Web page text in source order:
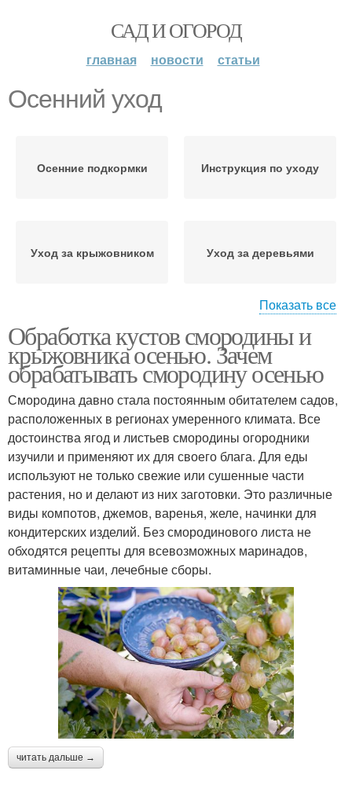
САД И ОГОРОД
главная новости статьи
Осенний уход
Осенние подкормки Инструкция по уходу
Уход за крыжовником Уход за деревьями
Осенний подготовка Уход за газоном
Уход за хризантемами Уход за хризантемой
Уход за ирисами Осенняя подкормка
деревьями
Правильный уход
Уход за садом Осенняя обрезка
Уход за фруктовыми
деревьями
Показать все
Обработка кустов смородины и
крыжовника осенью. Зачем
обрабатывать смородину осенью
Смородина давно стала постоянным обитателем садов,
расположенных в регионах умеренного климата. Все
достоинства ягод и листьев смородины огородники
изучили и применяют их для своего блага. Для еды
используют не только свежие или сушенные части
растения, но и делают из них заготовки. Это различные
виды компотов, джемов, варенья, желе, начинки для
кондитерских изделий. Без смородинового листа не
обходятся рецепты для всевозможных маринадов,
витаминные чаи, лечебные сборы.
читать дальше →